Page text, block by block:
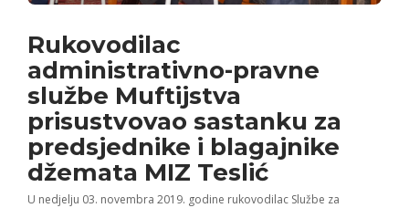
Rukovodilac
administrativno-pravne
službe Muftijstva
prisustvovao sastanku za
predsjednike i blagajnike
džemata MIZ Teslić
U nedjelju 03. novembra 2019. godine rukovodilac Službe za